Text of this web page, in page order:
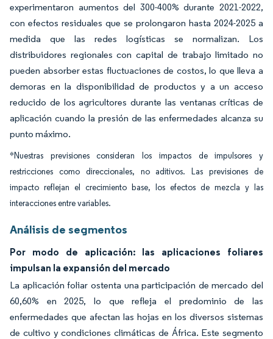
experimentaron aumentos del 300-400% durante 2021-2022,
con efectos residuales que se prolongaron hasta 2024-2025 a
medida que las redes logísticas se normalizan. Los
distribuidores regionales con capital de trabajo limitado no
pueden absorber estas fluctuaciones de costos, lo que lleva a
demoras en la disponibilidad de productos y a un acceso
reducido de los agricultores durante las ventanas críticas de
aplicación cuando la presión de las enfermedades alcanza su
punto máximo.
*Nuestras previsiones consideran los impactos de impulsores y
restricciones como direccionales, no aditivos. Las previsiones de
impacto reflejan el crecimiento base, los efectos de mezcla y las
interacciones entre variables.
Análisis de segmentos
Por modo de aplicación: las aplicaciones foliares
impulsan la expansión del mercado
La aplicación foliar ostenta una participación de mercado del
60,60% en 2025, lo que refleja el predominio de las
enfermedades que afectan las hojas en los diversos sistemas
de cultivo y condiciones climáticas de África. Este segmento